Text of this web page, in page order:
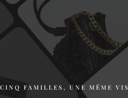
CINQ FAMILLES, UNE MÊME